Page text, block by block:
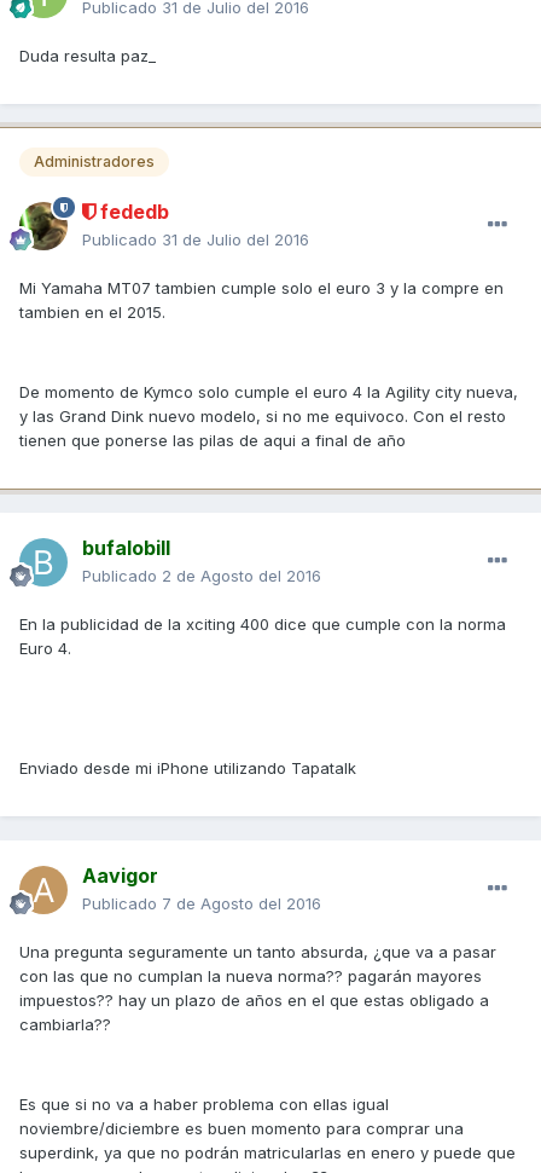
Publicado 31 de Julio del 2016
Duda resulta paz_
Administradores
fededb
Publicado 31 de Julio del 2016
Mi Yamaha MT07 tambien cumple solo el euro 3 y la compre en
tambien en el 2015.
De momento de Kymco solo cumple el euro 4 la Agility city nueva,
y las Grand Dink nuevo modelo, si no me equivoco. Con el resto
tienen que ponerse las pilas de aqui a final de año
bufalobill
Publicado 2 de Agosto del 2016
En la publicidad de la xciting 400 dice que cumple con la norma
Euro 4.
Enviado desde mi iPhone utilizando Tapatalk
Aavigor
Publicado 7 de Agosto del 2016
Una pregunta seguramente un tanto absurda, ¿que va a pasar
con las que no cumplan la nueva norma?? pagarán mayores
impuestos?? hay un plazo de años en el que estas obligado a
cambiarla??
Es que si no va a haber problema con ellas igual
noviembre/diciembre es buen momento para comprar una
superdink, ya que no podrán matricularlas en enero y puede que